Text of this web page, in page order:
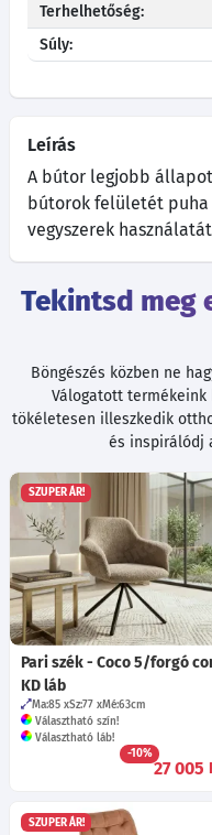
Terhelhetőség:
Súly:
Leírás
A bútor legjobb
bútorok felületét
vegyszerek
Tekintsd meg
Böngészés közben ne
Válogatott
tökéletesen illeszkedik
és inspirálódj
SZUPER ÁR!
Pari szék - Coco 5/forgó
KD láb
Ma:85 Sz:77 Mé:63cm
Választható szín!
Választható láb!
-10%
27 005
SZUPER ÁR!